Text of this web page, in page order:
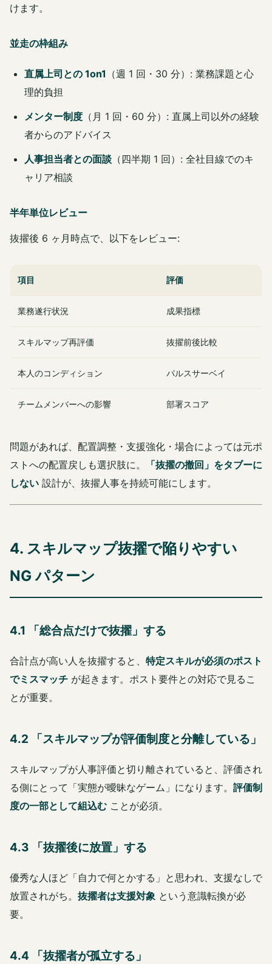
けます。
並走の枠組み
直属上司との 1on1 （週 1 回・30 分）: 業務課題と心
理的負担
メンター制度 （月 1 回・60 分）: 直属上司以外の経験
者からのアドバイス
人事担当者との面談 （四半期 1 回）: 全社目線でのキ
ャリア相談
半年単位レビュー
抜擢後 6 ヶ月時点で、以下をレビュー:
項目 評価
業務遂行状況 成果指標
スキルマップ再評価 抜擢前後比較
本人のコンディション パルスサーベイ
チームメンバーへの影響 部署スコア
問題があれば、配置調整・支援強化・場合によっては元ポ
ストへの配置戻しも選択肢に。
「抜擢の撤回」をタブーに
しない 設計が、抜擢人事を持続可能にします。
4. スキルマップ抜擢で陥りやすい
NG パターン
4.1 「総合点だけで抜擢」する
合計点が高い人を抜擢すると、 特定スキルが必須のポスト
でミスマッチ が起きます。ポスト要件との対応で見るこ
とが重要。
4.2 「スキルマップが評価制度と分離している」
スキルマップが人事評価と切り離されていると、評価され
る側にとって「実態が曖昧なゲーム」になります。 評価制
度の一部として組込む ことが必須。
4.3 「抜擢後に放置」する
優秀な人ほど「自力で何とかする」と思われ、支援なしで
放置されがち。 抜擢者は支援対象 という意識転換が必
要。
4.4 「抜擢者が孤立する」